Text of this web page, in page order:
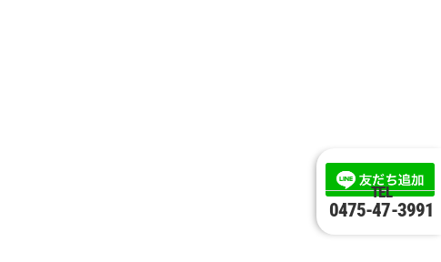
TEL
0475-47-3991